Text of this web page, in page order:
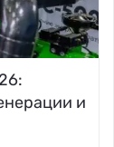
и